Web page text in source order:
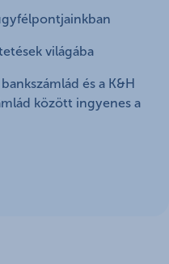
világába
és a K&H
között ingyenes a